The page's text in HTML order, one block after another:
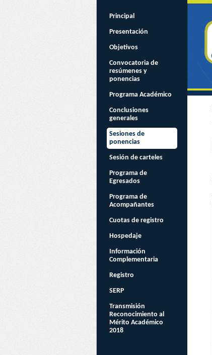
Principal
Presentación
Objetivos
Convocatoria de
resúmenes y
ponencias
Programa Académico
Conclusiones
generales
Sesiones de
ponencias
Sesión de carteles
Programa de
Egresados
Programa de
Acompañantes
Cuotas de registro
Hospedaje
Información
Complementaria
Registro
SERP
Transmisión
Reconocimiento al
Mérito Académico
2018